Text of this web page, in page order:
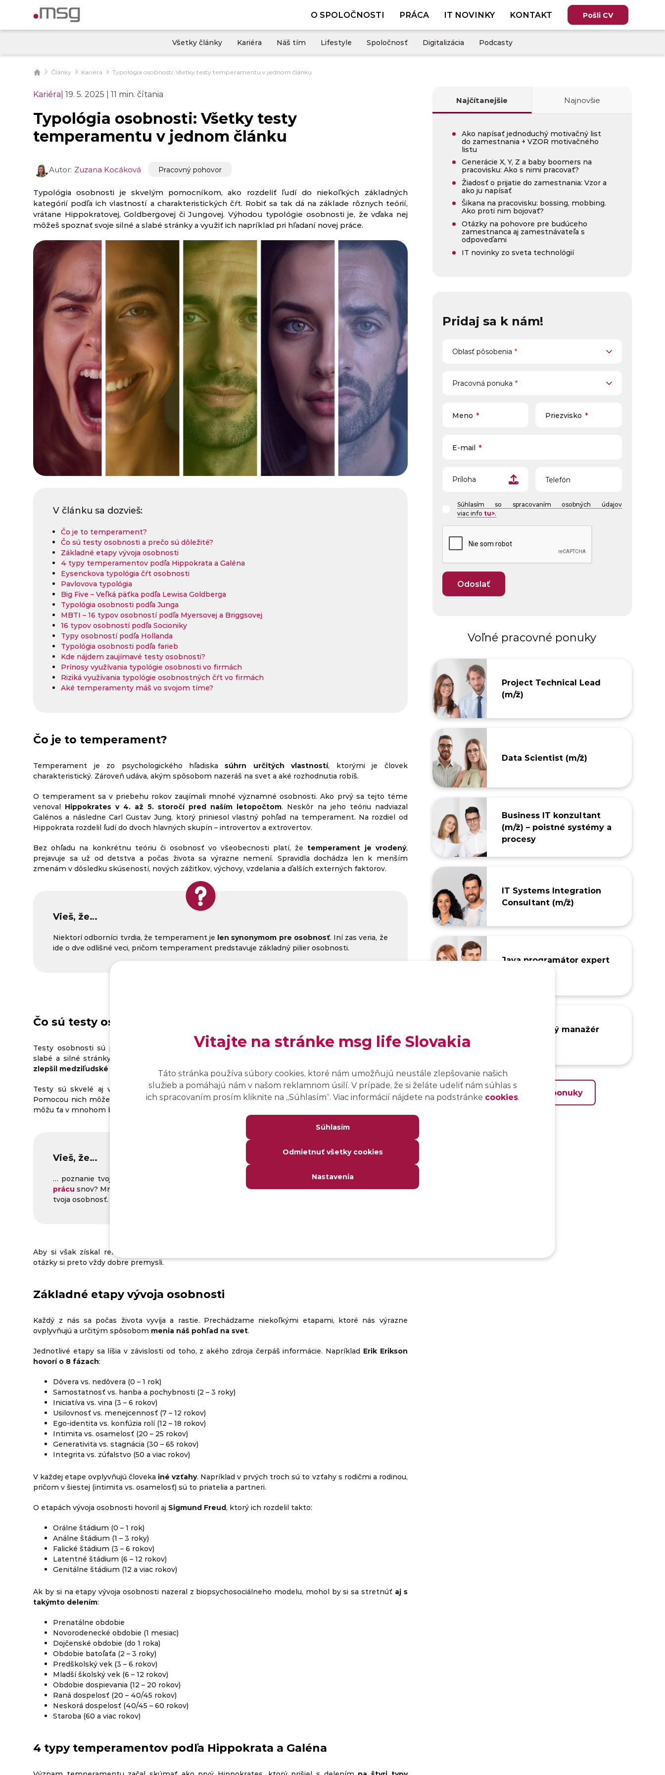
O SPOLOČNOSTI PRÁCA IT NOVINKY KONTAKT Pošli CV
Všetky články Kariéra Náš tím Lifestyle Spoločnosť Digitalizácia Podcasty
Články Kariéra Typológia osobnosti: Všetky testy temperamentu v jednom článku
Kariéra| 19. 5. 2025 | 11 min. čítania
Typológia osobnosti: Všetky testy
temperamentu v jednom článku
Autor: Zuzana Kocáková Pracovný pohovor
Typológia osobnosti je skvelým pomocníkom, ako rozdeliť ľudí do niekoľkých základných
kategórií podľa ich vlastností a charakteristických čŕt. Robiť sa tak dá na základe rôznych teórií,
vrátane Hippokratovej, Goldbergovej či Jungovej. Výhodou typológie osobnosti je, že vďaka nej
môžeš spoznať svoje silné a slabé stránky a využiť ich napríklad pri hľadaní novej práce.
V článku sa dozvieš:
Čo je to temperament?
Čo sú testy osobnosti a prečo sú dôležité?
Základné etapy vývoja osobnosti
4 typy temperamentov podľa Hippokrata a Galéna
Eysenckova typológia čŕt osobnosti
Pavlovova typológia
Big Five – Veľká päťka podľa Lewisa Goldberga
Typológia osobnosti podľa Junga
MBTI – 16 typov osobností podľa Myersovej a Briggsovej
16 typov osobností podľa Socioniky
Typy osobností podľa Hollanda
Typológia osobnosti podľa farieb
Kde nájdem zaujímavé testy osobnosti?
Prínosy využívania typológie osobnosti vo firmách
Riziká využívania typológie osobnostných čŕt vo firmách
Aké temperamenty máš vo svojom tíme?
Čo je to temperament?
Temperament je zo psychologického hľadiskasúhrn určitých vlastností, ktorými je človek
charakteristický. Zároveň udáva, akým spôsobom nazeráš na svet a aké rozhodnutia robíš.
O temperament sa v priebehu rokov zaujímali mnohé významné osobnosti. Ako prvý sa tejto téme
venoval Hippokrates v 4. až 5. storočí pred naším letopočtom. Neskôr na jeho teóriu nadviazal
Galénos a následne Carl Gustav Jung, ktorý priniesol vlastný pohľad na temperament. Na rozdiel od
Hippokrata rozdelil ľudí do dvoch hlavných skupín – introvertov a extrovertov.
Bez ohľadu na konkrétnu teóriu či osobnosť vo všeobecnosti platí, že temperament je vrodený,
prejavuje sa už od detstva a počas života sa výrazne nemení. Spravidla dochádza len k menším
zmenám v dôsledku skúseností, nových zážitkov, výchovy, vzdelania a ďalších externých faktorov.
Vieš, že…
Niektorí odborníci tvrdia, že temperament je len synonymom pre osobnosť. Iní zas veria, že
ide o dve odlišné veci, pričom temperament predstavuje základný pilier osobnosti.
Čo sú testy osobnosti a prečo sú dôležité?
Testy osobnosti sú praktickým nástrojom, pomocou ktorého spoznáš svoju osobnosť, ako aj svoje
slabé a silné stránky. S tými následne môžeš pracovať, aby si dosiahol
zlepšil medziľudské vzťahy
Testy sú skvelé aj v tom, že ti na základe tvojich odpovedí poskytnúobjektívnu spätnú väzbu.
Pomocou nich môžeš zistiť aj svoje nedostatky alebo negatívne črty, ktoré si sám neuvedomuješ, no
môžu ťa v mnohom brzdiť.
Vieš, že…
… poznanie tvojich silných a slabých stránok ti pomôže zodpovedať si otázku:ako si nájsť
prácu snov? Mnohé testy osobnosti totiž ponúkajú odporúčania, na ktoré typy práce sa hodí
tvoja osobnosť.
Aby si však získal relevantný výsledok, musíš test temperamentu
otázky si preto vždy dobre premysli.
Základné etapy vývoja osobnosti
Každý z nás sa počas života vyvíja a rastie. Prechádzame niekoľkými etapami, ktoré nás výrazne
ovplyvňujú a určitým spôsobom menia náš pohľad na svet.
Jednotlivé etapy sa líšia v závislosti od toho, z akého zdroja čerpáš informácie. Napríklad Erik Erikson
hovorí o 8 fázach:
Dôvera vs. nedôvera (0 – 1 rok)
Samostatnosť vs. hanba a pochybnosti (2 – 3 roky)
Iniciatíva vs. vina (3 – 6 rokov)
Usilovnosť vs. menejcennosť (7 – 12 rokov)
Ego-identita vs. konfúzia rolí (12 – 18 rokov)
Intimita vs. osamelosť (20 – 25 rokov)
Generativita vs. stagnácia (30 – 65 rokov)
Integrita vs. zúfalstvo (50 a viac rokov)
V každej etape ovplyvňujú človeka iné vzťahy. Napríklad v prvých troch sú to vzťahy s rodičmi a rodinou,
pričom v šiestej (intimita vs. osamelosť) sú to priatelia a partneri.
O etapách vývoja osobnosti hovoril aj Sigmund Freud, ktorý ich rozdelil takto:
Orálne štádium (0 – 1 rok)
Análne štádium (1 – 3 roky)
Falické štádium (3 – 6 rokov)
Latentné štádium (6 – 12 rokov)
Genitálne štádium (12 a viac rokov)
Ak by si na etapy vývoja osobnosti nazeral z biopsychosociálneho modelu, mohol by si sa stretnúť aj s
takýmto delením:
Prenatálne obdobie
Novorodenecké obdobie (1 mesiac)
Dojčenské obdobie (do 1 roka)
Obdobie batoľaťa (2 – 3 roky)
Predškolský vek (3 – 6 rokov)
Mladší školský vek (6 – 12 rokov)
Obdobie dospievania (12 – 20 rokov)
Raná dospelosť (20 – 40/45 rokov)
Neskorá dospelosť (40/45 – 60 rokov)
Staroba (60 a viac rokov)
4 typy temperamentov podľa Hippokrata a Galéna
Najčítanejšie Najnovšie
Ako napísať jednoduchý motivačný list
do zamestnania + VZOR motivačného
listu
Generácie X, Y, Z a baby boomers na
pracovisku: Ako s nimi pracovať?
Žiadosť o prijatie do zamestnania: Vzor a
ako ju napísať
Šikana na pracovisku: bossing, mobbing.
Ako proti nim bojovať?
Otázky na pohovore pre budúceho
zamestnanca aj zamestnávateľa s
odpoveďami
IT novinky zo sveta technológií
Pridaj sa k nám!
Oblasť pôsobenia *
Pracovná ponuka *
Meno * Priezvisko *
E-mail *
Príloha
Súhlasím so spracovaním osobných údajov
viac info tu>.
Voľné pracovné ponuky
Project Technical Lead
(m/ž)
Data Scientist (m/ž)
Business IT konzultant
(m/ž) – poistné systémy a
procesy
IT Systems Integration
Consultant (m/ž)
Java programátor expert
IT projektový manažér
Zobraziť všetky ponuky
Vitajte na stránke msg life Slovakia
Táto stránka používa súbory cookies, ktoré nám umožňujú neustále zlepšovanie našich
služieb a pomáhajú nám v našom reklamnom úsilí. V prípade, že si želáte udeliť nám súhlas s
ich spracovaním prosím kliknite na ,,Súhlasím“. Viac informácií nájdete na podstránke cookies.
Súhlasím
Odmietnuť všetky cookies
Nastavenia